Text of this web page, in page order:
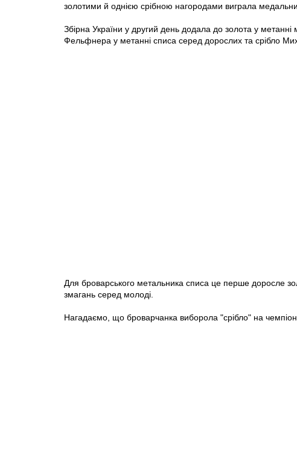
золотими й однією срібною нагородами виграла
Збірна України у другий день додала до золота у
Фельфнера у метанні списа серед дорослих та срібло
Для броварського метальника списа це перше доросле
змагань серед молоді.
Нагадаємо, що броварчанка виборола "срібло" на